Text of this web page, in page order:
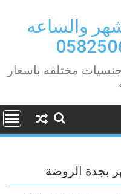
والساعه
مختلفه باسعار
بجدة الروضة